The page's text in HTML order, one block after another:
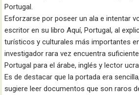
Portugal.
Esforzarse por poseer un ala e intentar
escritor en su libro Aquí, Portugal, al
turísticos y culturales más importantes
investigador rara vez encuentra
Portugal para el árabe, inglés y lector
Es de destacar que la portada era
sugiere leer documentos que son raros